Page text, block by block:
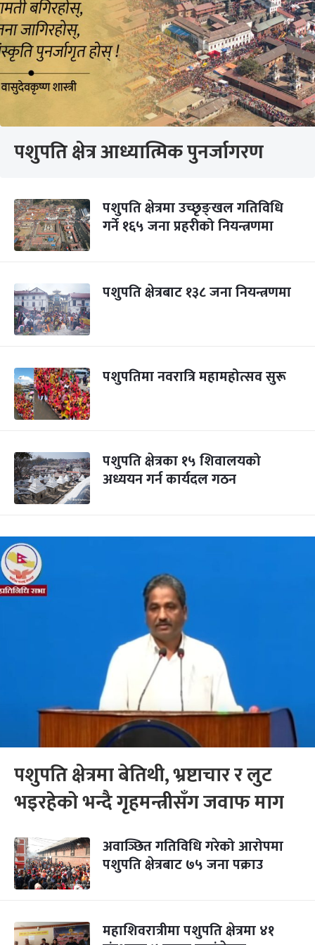
पशुपति क्षेत्र आध्यात्मिक पुनर्जागरण
पशुपति क्षेत्रमा उच्छृङ्खल गतिविधि
गर्ने १६५ जना प्रहरीको नियन्त्रणमा
पशुपति क्षेत्रबाट १३८ जना नियन्त्रणमा
पशुपतिमा नवरात्रि महामहोत्सव सुरू
पशुपति क्षेत्रका १५ शिवालयको
अध्ययन गर्न कार्यदल गठन
पशुपति क्षेत्रमा बेतिथी, भ्रष्टाचार र लुट
भइरहेको भन्दै गृहमन्त्रीसँग जवाफ माग
अवाञ्छित गतिविधि गरेको आरोपमा
पशुपति क्षेत्रबाट ७५ जना पक्राउ
महाशिवरात्रीमा पशुपति क्षेत्रमा ४१